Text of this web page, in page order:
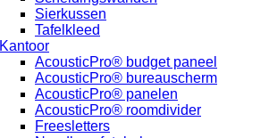
Sierkussen
Tafelkleed
Kantoor
AcousticPro® budget paneel
AcousticPro® bureauscherm
AcousticPro® panelen
AcousticPro® roomdivider
Freesletters